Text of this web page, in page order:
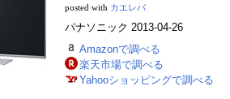
posted with カエレバ
パナソニック 2013-04-26
Amazonで調べる
楽天市場で調べる
Yahooショッピングで調べる